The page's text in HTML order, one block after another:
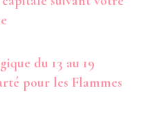
du 13 au 19
pour les Flammes